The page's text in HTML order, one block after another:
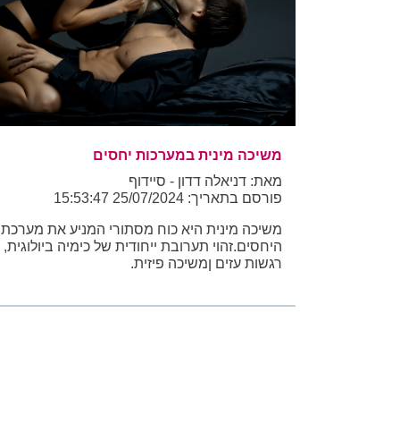
משיכה מינית במערכות יחסים
מאת: דניאלה דדון - סיידוף
פורסם בתאריך: 25/07/2024 15:53:47
משיכה מינית היא כוח מסתורי המניע את מערכת
היחסים.זהוי תערובת ייחודית של כימיה ביולוגית,
רגשות עזים ןמשיכה פיזית.